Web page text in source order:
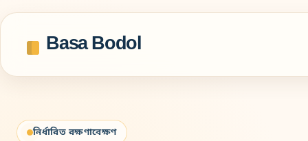
Basa Bodol
নির্ধারিত রক্ষণাবেক্ষণ